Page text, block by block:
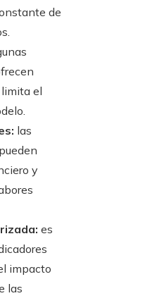
de
el
las
y
es
impacto
las